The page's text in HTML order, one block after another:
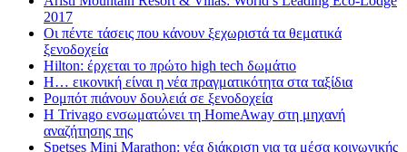
2017
Οι πέντε τάσεις που κάνουν ξεχωριστά τα θεματικά
ξενοδοχεία
Hilton: έρχεται τo πρώτο high tech δωμάτιο
Η… εικονική είναι η νέα πραγματικότητα στα ταξίδια
Ρομπότ πιάνουν δουλειά σε ξενοδοχεία
Η Trivago ενσωματώνει τη HomeAway στη μηχανή
αναζήτησης της
Spetses Mini Marathon: νέα διάκριση για τα μέσα κοινωνικής